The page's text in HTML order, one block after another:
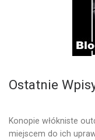
Ostatnie
Konopie włókniste
miejscem do ich